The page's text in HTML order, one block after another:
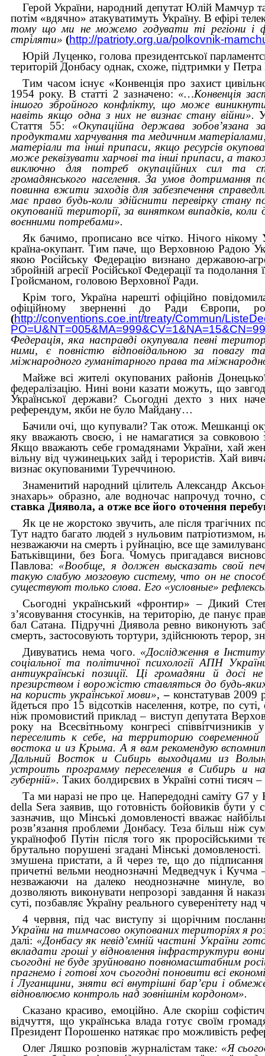
Герой України, народний депутат Юлій Мамчур
потім «вдячно» атакуватимуть Україну. В ефірі
тому що ми не можемо годувати ті регіони
стріляти» (http://patrioty.org.ua/polkovnik-
Юрій Луценко, голова президентської
територій Донбасу однак, схоже, підтримки у
Тим часом існує «Конвенція про захист
1954 року. В статті 2 зазначено:«…Конвенція
іншого збройного конфлікту, що може
навіть якщо одна з них не визнає стану війни».
Стаття 55: «Окупаційна держава зобов’язана
продуктами харчування та медичним
матеріали та інші припаси, якщо ресурсів
може реквізувати харчові та інші припаси, а
виключно для потреб окупаційних сил та
громадянського населення. За умов дотримання
повинна вжити заходів для забезпечення
має право будь-коли здійснити перевірку стану
окупованій території, за винятком випадків,
воєнними потребами».
Як бачимо, прописано все чітко. Нічого нікому
країна-окупант. Тим паче, що Верховною Радою
якою Російську Федерацію визнано державою-
збройній агресії Російської Федерації та
Гройсманом, головою Верховної Ради.
Крім того, Україна нарешті офіційно
офіційному зверненні до Ради Європи,
(http://conventions.coe.int/treaty/Commun/
Федерація, яка насправді окупувала певні
ними, є повністю відповідальною за повагу
міжнародного гуманітарного права та
Майже всі жителі окупованих районів
федералізацію. Нині вони казати можуть, що
Української держави? Сьогодні дехто з них
референдум, якби не було Майдану…
Бачили очі, що купували? Так отож. Мешканці
яку вважають своєю, і не намагатися за
Якщо вважають себе громадянами України, хай
вільну від чужинецьких зайд і терористів. Хай
визнає окупованими Туреччиною.
Знаменитий народний цілитель Александр
знахарь» образно, але водночас напрочуд точно,
ставка Диявола, а отже все його оточення
Як це не жорстоко звучить, але після трагічних
Тут надто багато людей з нульовим патріотизмом,
незважаючи на смерть і руйнацію, все ще
Батьківщини, без Бога. Чомусь пригадався
Павлова: «Вообще, я должен высказать свой
такую слабую мозговую систему, что он не
существуют только слова. Его «условные»
Сьогодні український «фронтир» – Дикий
з’ясовування стосунків, на територію, де панує
бал Сатана. Підручні Диявола ревно виконують
смерть, застосовують тортури, здійснюють терор,
Дивуватись нема чого. «Дослідження в
соціальної та політичної психології АПН
антиукраїнські позиції. Ці громадяни й досі
презирством і ворожістю ставляться до будь-
на користь української мови», –констатував 2009
йдеться про 15 відсотків населення, котре, по
ніж промовистий приклад – виступ депутата
року на Всесвітньому конгресі
переселить к себе, на территорию
востока и из Крыма. А я вам рекомендую
Дальний Восток и Сибирь выходцами из
устроить программу переселения в Сибирь и
губерній». Таких болдирєвих в Україні сотні тисяч
Та ми наразі не про це. Напередодні саміту G7 у
della Sera заявив, що готовність бойовиків бути у
зазначив, що Мінські домовленості вважає
розв’язання проблеми Донбасу. Теза більш ніж
українофоб Путін після того як проросійськими
брутально порушені згадані Мінські
змушена пристати, а й через те, що до
причетні вельми неоднозначні Медведчук і Кучма
незважаючи на далеко неоднозначне минуле,
дозволяють виконувати непрозорі завдання й
суті, позбавляє Україну реального суверенітету над
4 червня, під час виступу зі щорічним
України на тимчасово окупованих територіях я
далі: «Донбасу як невід’ємній частині України
вкладати гроші у відновлення інфраструктури
сьогодні не буде зруйновано повномасштабним
прагнемо і готові хоч сьогодні поновити всі
і Луганщини, зняти всі внутрішні бар’єри і
відновлюємо контроль над зовнішнім кордоном».
Сказано красиво, емоційно. Але скоріш
відчуття, що українська влада готує своїм
Президент Порошенко натякає про можливість
Олег Ляшко розповів журналістам таке: «Я